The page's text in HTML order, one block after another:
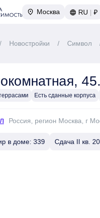
Москва RU | ₽
/ Новостройки / Символ
Есть сданные корпуса
Россия, регион Москва, г
в доме: 339 Сдача II кв.